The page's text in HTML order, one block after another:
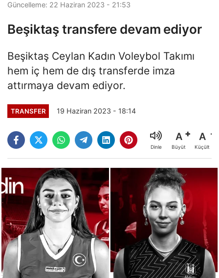
Güncelleme: 22 Haziran 2023 - 21:53
Beşiktaş transfere devam ediyor
Beşiktaş Ceylan Kadın Voleybol Takımı
hem iç hem de dış transferde imza
attırmaya devam ediyor.
TRANSFER 19 Haziran 2023 - 18:14
Dinle
A
Büyüt
A
Küçült